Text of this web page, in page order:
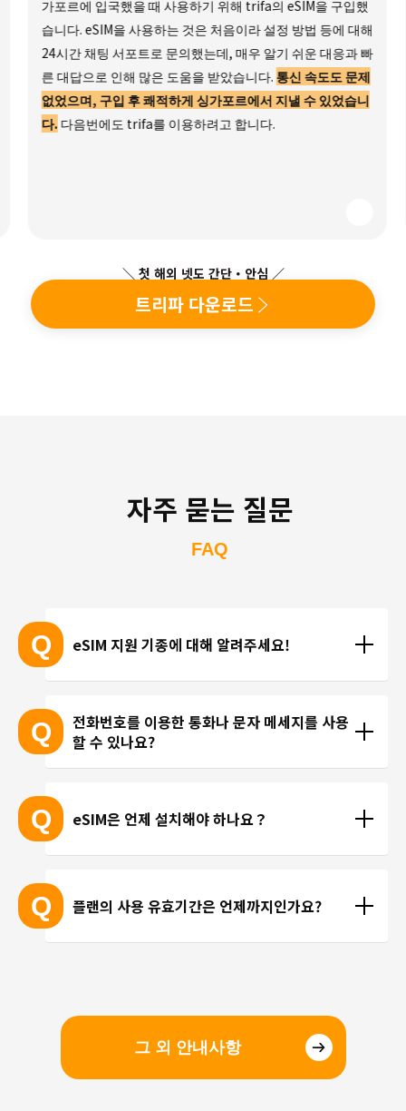
가포르에 입국했을 때 사용하기 위해 trifa의 eSIM을 구입했
습니다. eSIM을 사용하는 것은 처음이라 설정 방법 등에 대해
24시간 채팅 서포트로 문의했는데, 매우 알기 쉬운 대응과 빠
른 대답으로 인해 많은 도움을 받았습니다. 통신 속도도 문제
없었으며, 구입 후 쾌적하게 싱가포르에서 지낼 수 있었습니
다. 다음번에도 trifa를 이용하려고 합니다.
＼ 첫 해외 넷도 간단・안심 ／
트리파 다운로드
자주 묻는 질문
FAQ
Q eSIM 지원 기종에 대해 알려주세요!
※ eSIM 지원 기기가 계속 출시되고 있기 때문에 최신
기기는 목록에 포함되지 않을 수 있습니다.
※ 고객님의 기기가 eSIM을 지원하는지 여부에 대해
서는 개별 문의를 통해 확인해 드리지 않습니다.
Q
전화번호를 이용한 통화나 문자 메세지를 사용
할 수 있나요?
고 있지 않습니다. 카카오톡, 인스타그램 등 인터넷 회
선을 이용한 통화를 이용해 주시기 바랍니다.
Q eSIM은 언제 설치해야 하나요？
하셔도 괜찮습니다. 현지 공항의 와이파이 속도가 걱
정되시는 분들은 국내에서 설치 및 설정을 완료하고,
현지에서 eSIM만 전환하는 방법을 추천해 드립니다.
Q 플랜의 사용 유효기간은 언제까지인가요?
그 외 안내사항